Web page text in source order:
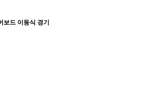
보드 이동식 경기